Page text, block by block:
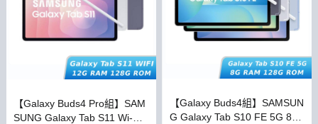
【Galaxy Buds4 Pro組】SAM
SUNG Galaxy Tab S11 Wi-Fi
【Galaxy Buds4組】SAMSUN
G Galaxy Tab S10 FE 5G 8G/